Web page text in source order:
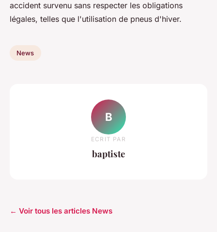
accident survenu sans respecter les obligations
légales, telles que l'utilisation de pneus d'hiver.
News
B
ECRIT PAR
baptiste
← Voir tous les articles News